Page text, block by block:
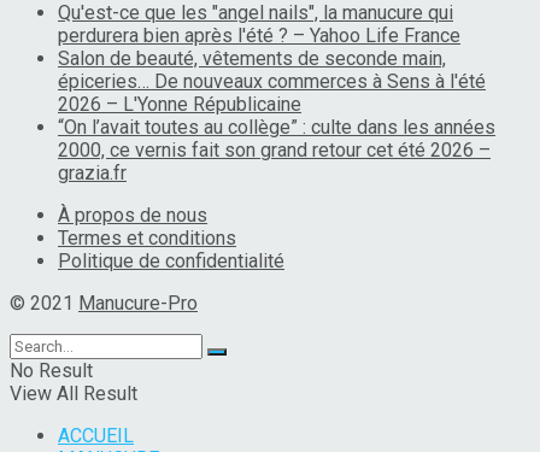
Qu'est-ce que les "angel nails", la manucure qui
perdurera bien après l'été ? – Yahoo Life France
Salon de beauté, vêtements de seconde main,
épiceries… De nouveaux commerces à Sens à l'été
2026 – L'Yonne Républicaine
“On l’avait toutes au collège” : culte dans les années
2000, ce vernis fait son grand retour cet été 2026 –
grazia.fr
À propos de nous
Termes et conditions
Politique de confidentialité
© 2021 Manucure-Pro
No Result
View All Result
ACCUEIL